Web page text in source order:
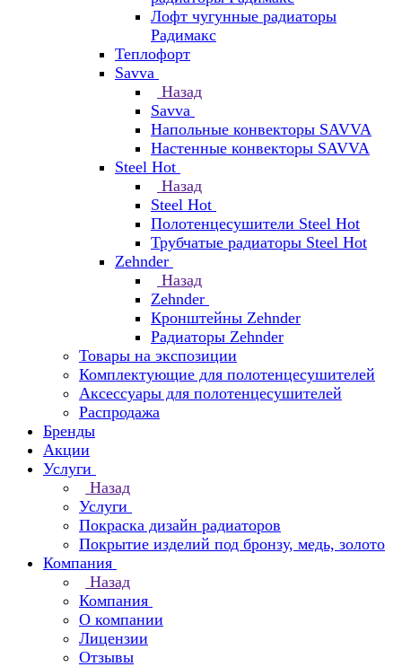
Лофт чугунные радиаторы
Радимакс
Теплофорт
Savva
Назад
Savva
Напольные конвекторы SAVVA
Настенные конвекторы SAVVA
Steel Hot
Назад
Steel Hot
Полотенцесушители Steel Hot
Трубчатые радиаторы Steel Hot
Zehnder
Назад
Zehnder
Кронштейны Zehnder
Радиаторы Zehnder
Товары на экспозиции
Комплектующие для полотенцесушителей
Аксессуары для полотенцесушителей
Распродажа
Бренды
Акции
Услуги
Назад
Услуги
Покраска дизайн радиаторов
Покрытие изделий под бронзу, медь, золото
Компания
Назад
Компания
О компании
Лицензии
Отзывы